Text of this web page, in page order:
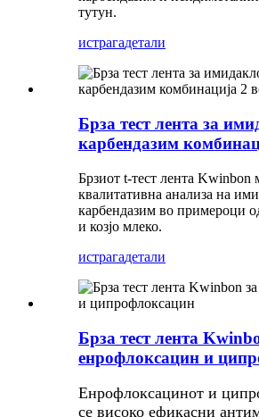
тутун.
истрагадетали
Брза тест лента за
карбендазим
Брзиот t-тест лента Kwinbon
квалитативна анализа на
карбендазим во примероци
и козјо млеко.
истрагадетали
Брза тест лента
енрофлоксацин и
Енрофлоксацинот и
се високо ефикасни